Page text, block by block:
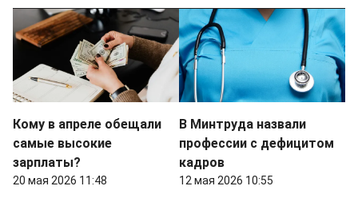
Кому в апреле обещали
самые высокие
зарплаты?
20 мая 2026 11:48
В Минтруда назвали
профессии с дефицитом
кадров
12 мая 2026 10:55